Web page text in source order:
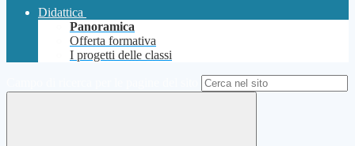
Didattica
Panoramica
Offerta formativa
I progetti delle classi